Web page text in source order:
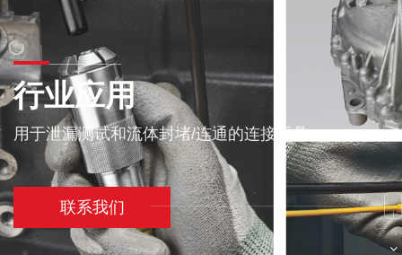
行业应用
用于泄漏测试和流体封堵/连通的连接工具
联系我们